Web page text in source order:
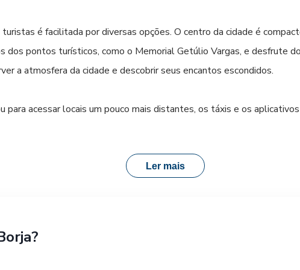
e com os melhores preços, planeje sua viagem e compre sua
conforto e segurança para você chegar ao seu destino.
tranquila em São Borja.
é facilitada por diversas opções. O centro da cidade é
dos pontos turísticos, como o Memorial Getúlio Vargas, e desfrute
a atmosfera da cidade e descobrir seus encantos escondidos.
para acessar locais um pouco mais distantes, os táxis e os
a Viação União Santa Cruz garante que sua viagem de ônibus seja de
Ler mais